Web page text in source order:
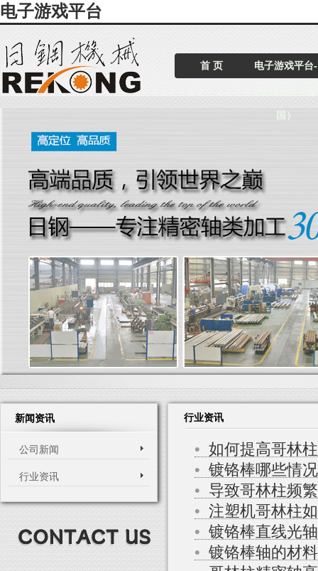
电子游戏平台
首 页 电子游戏平台-
国）
新闻资讯
公司新闻
行业资讯
行业资讯
• 如何提高哥林
• 镀铬棒哪些情
• 导致哥林柱频
• 注塑机哥林柱
• 镀铬棒直线光
• 镀铬棒轴的材